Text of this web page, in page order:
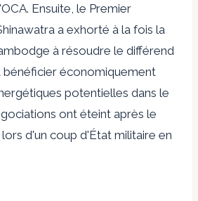
Ensuite, le Premier
a exhorté à la fois la
à résoudre le différend
bénéficier économiquement
potentielles dans le
ont éteint après le
d'un coup d'État militaire en